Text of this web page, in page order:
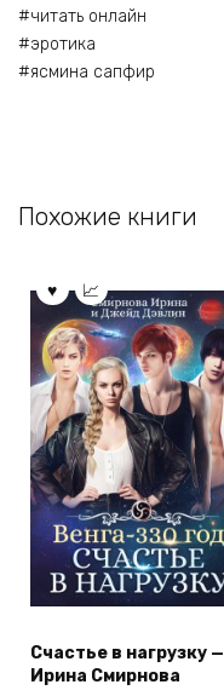
#читать онлайн
#эротика
#ясмина сапфир
Похожие книги
Счастье в нагрузку —
Ирина Смирнова